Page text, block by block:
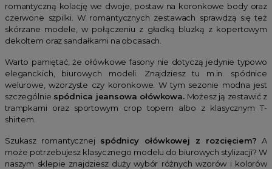
romantyczną kolację we dwoje, postaw na koronkowe body oraz
czerwone szpilki. W romantycznych zestawach sprawdzą się też
skórzane modele, w połączeniu z gładką bluzką z kopertowym
dekoltem oraz sandałkami na obcasach.
Warto pamiętać, że ołówkowe fasony nie dotyczą jedynie typowo
eleganckich, biurowych modeli. Znajdziesz tu m.in. spódnice
welurowe, wzorzyste czy koronkowe. W tym sezonie modna jest
szczególnie spódnica jeansowa ołówkowa.Możesz ją zestawić z
trampkami oraz sportowym crop topem albo z klasycznym T-
shirtem.
Szukasz romantycznej spódnicy ołówkowej z rozcięciem? A
może potrzebujesz klasycznego modelu do biurowych stylizacji? W
naszym sklepie znajdziesz duży wybór różnych wzorów i kolorów